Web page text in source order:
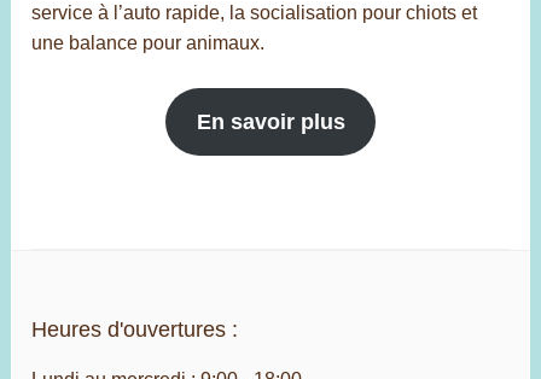
service à l’auto rapide, la socialisation pour chiots et
une balance pour animaux.
En savoir plus
Heures d'ouvertures :